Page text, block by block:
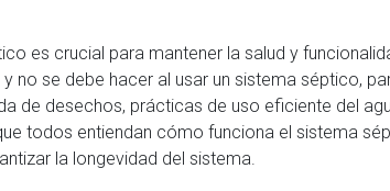
es crucial para mantener la salud y
no se debe hacer al usar un sistema séptico,
de desechos, prácticas de uso eficiente del
todos entiendan cómo funciona el sistema
la longevidad del sistema.